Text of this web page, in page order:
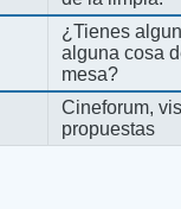
¿Tienes
alguna cosa
mesa?
Cineforum,
propuestas